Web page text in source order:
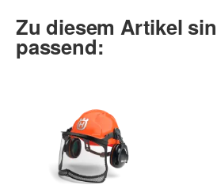
Zu diesem Artikel
passend: